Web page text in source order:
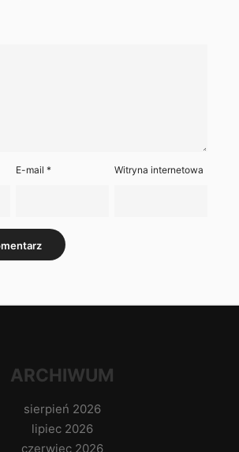
E-mail* Witryna internetowa
ARCHIWUM
sierpień 2026
lipiec 2026
czerwiec 2026